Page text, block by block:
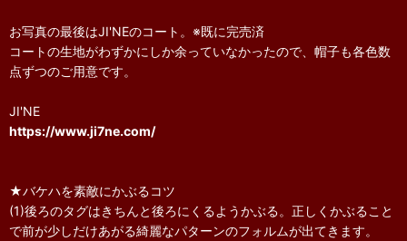
お写真の最後はJI'NEのコート。※既に完売済
コートの生地がわずかにしか余っていなかったので、帽子も各色数
点ずつのご用意です。
JI'NE
https://www.ji7ne.com/
★バケハを素敵にかぶるコツ
(1)後ろのタグはきちんと後ろにくるようかぶる。正しくかぶること
で前が少しだけあがる綺麗なパターンのフォルムが出てきます。